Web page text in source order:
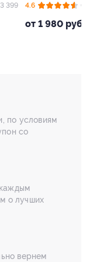
399
от 1 980 руб.
4.6 (73)
по условиям
со
о лучших
вернем